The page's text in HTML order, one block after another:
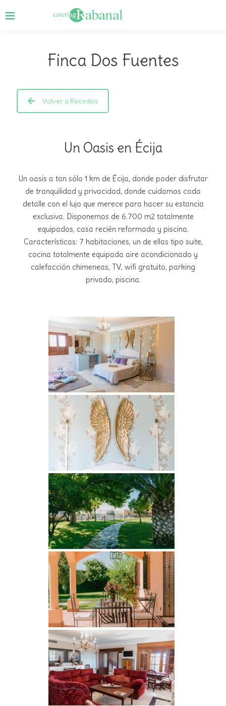
Finca Dos Fuentes
Volver a Recintos
Un Oasis en Écija
Un oasis a tan sólo 1 km de Écija, donde poder disfrutar
de tranquilidad y privacidad, donde cuidamos cada
detalle con el lujo que merece para hacer su estancia
exclusiva. Disponemos de 6.700 m2 totalmente
equipados, casa recién reformada y piscina.
Características: 7 habitaciones, un de ellas tipo suite,
cocina totalmente equipada aire acondicionado y
calefacción chimeneas, TV, wifi gratuito, parking
privado, piscina.